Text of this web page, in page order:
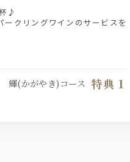
♪
クリングワインのサービスを
輝(かがやき)コース 特典１